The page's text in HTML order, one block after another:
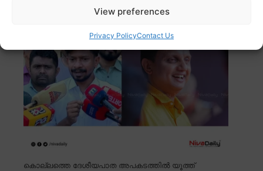
View preferences
Privacy PolicyContact Us
കൊല്ലത്തെ ദേശീയപാത അപകടത്തിൽ യൂത്ത്